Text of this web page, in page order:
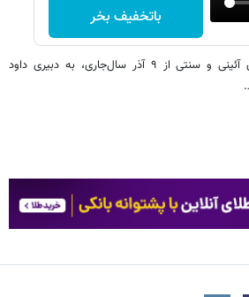
باتخفیف بخر
بیستمین جشنواره نمایش‌های آئینی و سنتی از ۹ آذر سال‌جاری، به دبیری داود